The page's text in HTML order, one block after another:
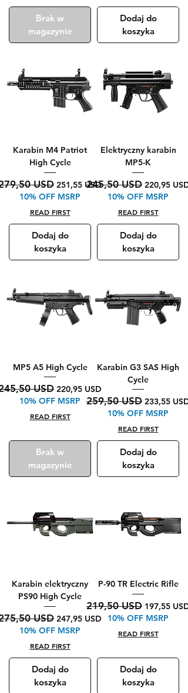
Brak w
magazynie
Dodaj do
koszyka
Karabin M4 Patriot
High Cycle
cena
USD Cena rabatowa
251,55 USD
10% OFF MSRP
READ FIRST
Dodaj do
koszyka
Elektryczny karabin
MP5-K
Regularna cena
245,50 USD Cena
220,95 USD
10% OFF MSRP
READ FIRST
Dodaj do
koszyka
MP5 A5 High Cycle
cena
USD Cena rabatowa
220,95 USD
10% OFF MSRP
READ FIRST
Brak w
magazynie
Karabin G3 SAS High
Cycle
Regularna cena
259,50 USD Cena
233,55 USD
10% OFF MSRP
READ FIRST
Dodaj do
koszyka
Karabin elektryczny
PS90 High Cycle
cena
USD Cena rabatowa
247,95 USD
10% OFF MSRP
READ FIRST
Dodaj do
koszyka
P-90 TR Electric Rifle
Regularna cena
219,50 USD Cena
197,55 USD
10% OFF MSRP
READ FIRST
Dodaj do
koszyka